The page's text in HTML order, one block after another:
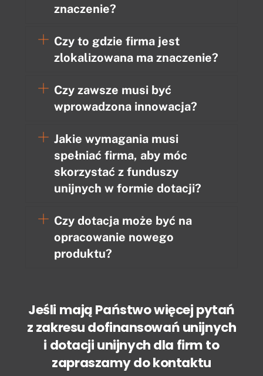
znaczenie?
Czy to gdzie firma jest
zlokalizowana ma znaczenie?
Czy zawsze musi być
wprowadzona innowacja?
Jakie wymagania musi
spełniać firma, aby móc
skorzystać z funduszy
unijnych w formie dotacji?
Czy dotacja może być na
opracowanie nowego
produktu?
Jeśli mają Państwo więcej pytań
z zakresu dofinansowań unijnych
i dotacji unijnych dla firm to
zapraszamy do kontaktu